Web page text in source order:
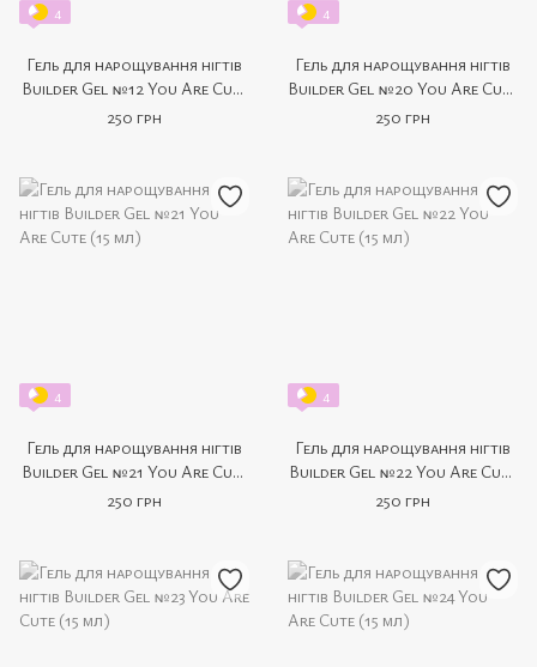
4
Гель для нарощування нігтів
Builder Gel №12 You Are Cute
(15 мл)
250 грн
4
Гель для нарощування нігтів
Builder Gel №20 You Are Cute
(15 мл)
250 грн
4
Гель для нарощування нігтів
Builder Gel №21 You Are Cute
(15 мл)
250 грн
4
Гель для нарощування нігтів
Builder Gel №22 You Are Cute
(15 мл)
250 грн